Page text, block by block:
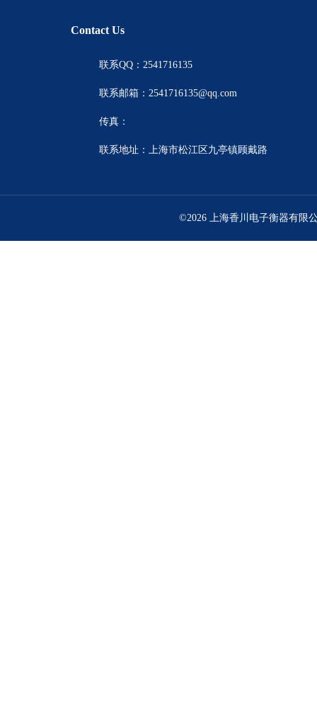
Contact Us
联系QQ：2541716135
联系邮箱：2541716135@qq.com
传真：
联系地址：上海市松江区九亭镇顾戴路
©2026 上海香川电子衡器有限